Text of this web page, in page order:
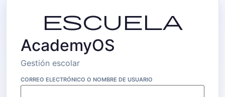
escuela
AcademyOS
Gestión escolar
CORREO ELECTRÓNICO O NOMBRE DE USUARIO